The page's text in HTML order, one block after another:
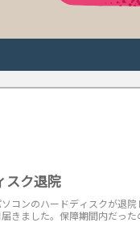
スク退院
コンのハードディスクが退
きました。保障期間内だっ